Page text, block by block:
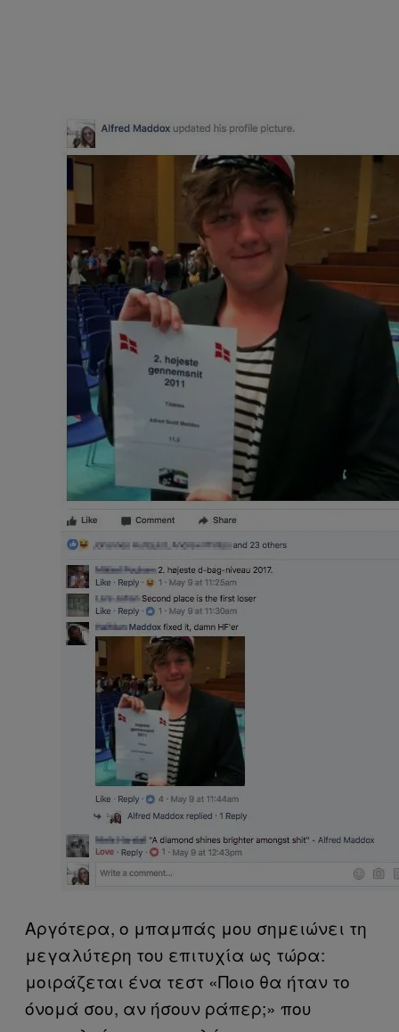
Αργότερα, ο μπαμπάς μου σημειώνει τη
μεγαλύτερη του επιτυχία ως τώρα:
μοιράζεται ένα τεστ «Ποιο θα ήταν το
όνομά σου, αν ήσουν ράπερ;» που